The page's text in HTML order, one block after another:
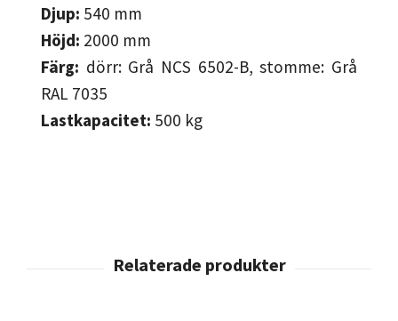
Djup: 540 mm
Höjd: 2000 mm
Färg: dörr: Grå NCS 6502-B, stomme: Grå
RAL 7035
Lastkapacitet: 500 kg